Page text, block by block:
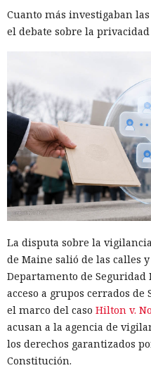
URL. Talos encontró datos
objetivos.
Los investigadores
capacidades de los
de los operadores. Los
funcionan pero son
preparados amplían
a la IA. La empresa
en el número de
herramientas con agentes
de seguridad) para
significativas.
Los
en presa: un
Corea del
propios
10:18 / 09.08.2026
Ciberdelincuentes buscaban
Cuanto más investigaban
el debate sobre la
La disputa sobre la
de Maine salió de las calles
Departamento de Seguridad
acceso a grupos cerrados
el marco del caso Hilton v.
acusan a la agencia de
los derechos garantizados
Constitución.